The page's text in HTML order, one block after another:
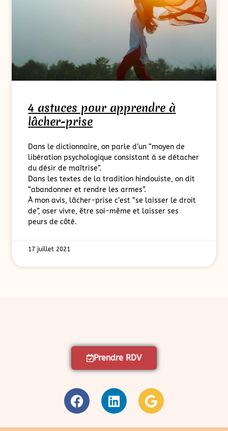
4 astuces pour apprendre à
lâcher-prise
Dans le dictionnaire, on parle d’un “moyen de
libération psychologique consistant à se détacher
du désir de maîtrise”.
Dans les textes de la tradition hindouiste, on dit
“abandonner et rendre les armes”.
À mon avis, lâcher-prise c’est “se laisser le droit
de”, oser vivre, être soi-même et laisser ses
peurs de côté.
17 juillet 2021
Prendre RDV